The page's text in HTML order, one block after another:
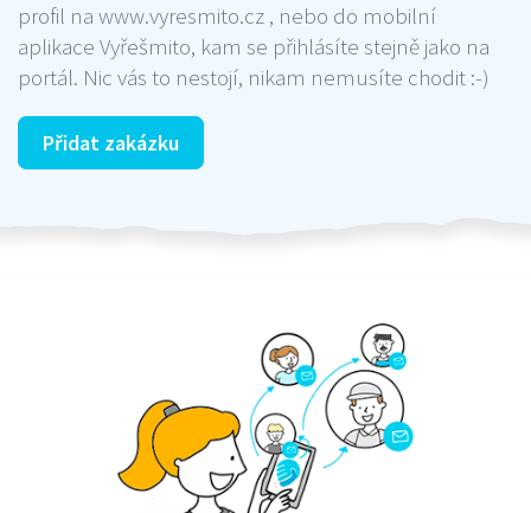
profil na www.vyresmito.cz , nebo do mobilní
aplikace Vyřešmito, kam se přihlásíte stejně jako na
portál. Nic vás to nestojí, nikam nemusíte chodit :-)
Přidat zakázku